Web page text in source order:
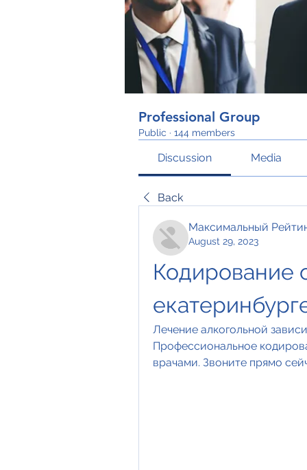
Professional Group
Public · 144 members
Discussion Media
Back
Максимальный
August 29, 2023
Кодирование
Лечение алкогольной
Профессиональное
врачами. Звоните прямо